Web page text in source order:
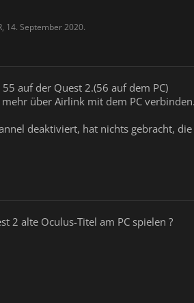
, 14. September 2020.
auf der Quest 2.(56 auf dem PC)
über Airlink mit dem PC
deaktiviert, hat nichts gebracht,
2 alte Oculus-Titel am PC spielen ?